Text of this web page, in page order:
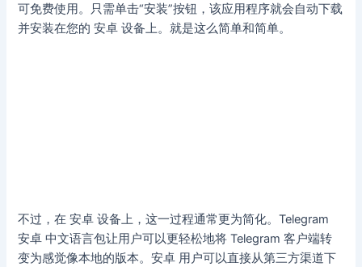
可免费使用。只需单击“安装”按钮，该应用程序就会自动下载
并安装在您的 安卓 设备上。就是这么简单和简单。
不过，在 安卓 设备上，这一过程通常更为简化。Telegram
安卓 中文语言包让用户可以更轻松地将 Telegram 客户端转
变为感觉像本地的版本。安卓 用户可以直接从第三方渠道下